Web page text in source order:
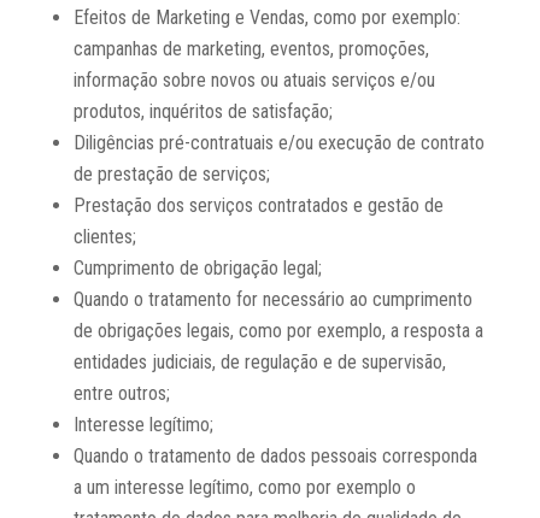
Efeitos de Marketing e Vendas, como por exemplo:
campanhas de marketing, eventos, promoções,
informação sobre novos ou atuais serviços e/ou
produtos, inquéritos de satisfação;
Diligências pré-contratuais e/ou execução de contrato
de prestação de serviços;
Prestação dos serviços contratados e gestão de
clientes;
Cumprimento de obrigação legal;
Quando o tratamento for necessário ao cumprimento
de obrigações legais, como por exemplo, a resposta a
entidades judiciais, de regulação e de supervisão,
entre outros;
Interesse legítimo;
Quando o tratamento de dados pessoais corresponda
a um interesse legítimo, como por exemplo o